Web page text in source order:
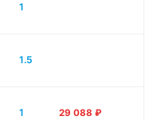
1
1.5
1 29 088 ₽